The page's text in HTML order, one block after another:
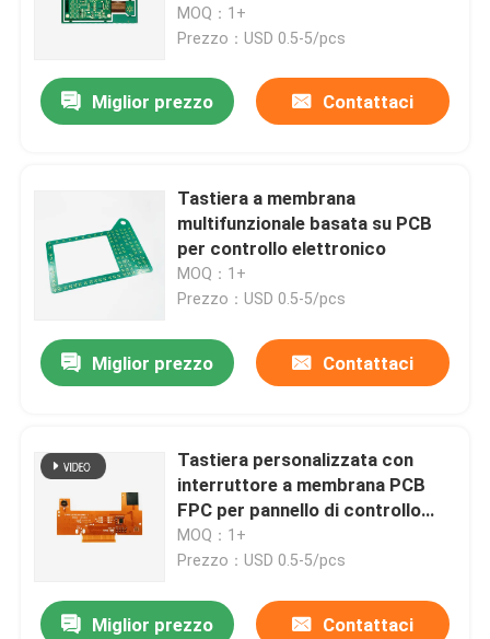
MOQ：1+
Prezzo：USD 0.5-5/pcs
Miglior prezzo Contattaci
Tastiera a membrana
multifunzionale basata su PCB
per controllo elettronico
MOQ：1+
Prezzo：USD 0.5-5/pcs
Miglior prezzo Contattaci
Tastiera personalizzata con
interruttore a membrana PCB
FPC per pannello di controllo
automatico
MOQ：1+
Prezzo：USD 0.5-5/pcs
Miglior prezzo Contattaci